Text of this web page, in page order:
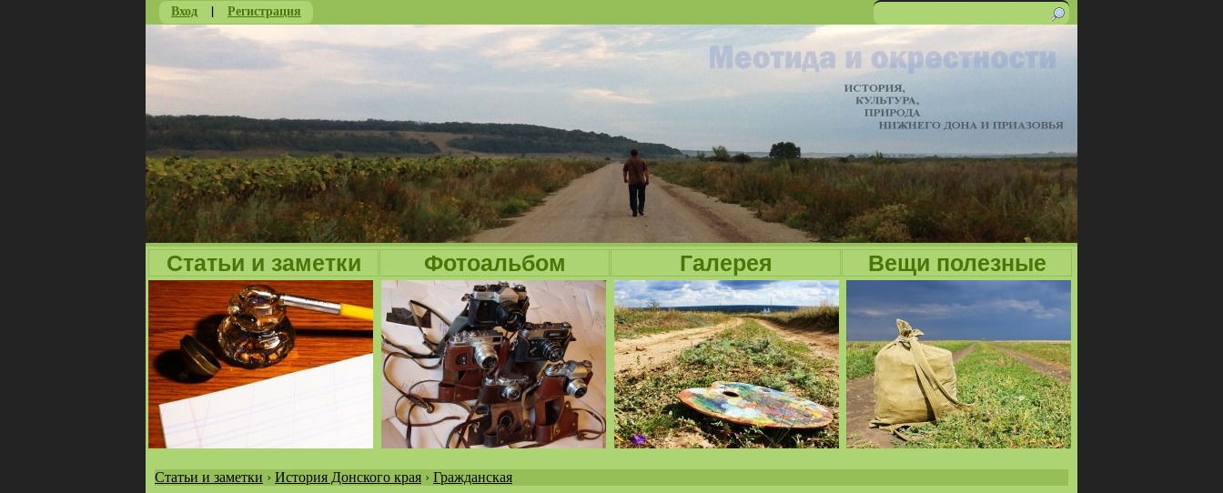
Вход | Регистрация
Форма
поиска
Поиск
Статьи и заметки Фотоальбом Галерея Вещи полезные
Статьи и заметки › История Донского края › Гражданская